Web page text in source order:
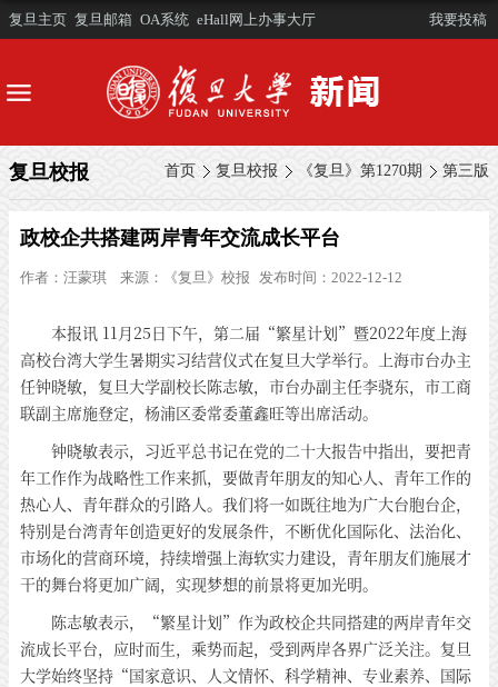
复旦主页 复旦邮箱 OA系统 eHall网上办事大厅 我要投稿
首页 复旦校报 《复旦》第1270期 第三版
复旦校报
政校企共搭建两岸青年交流成长平台
作者： 汪蒙琪 来源： 《复旦》校报 发布时间：2022-12-12
本报讯 11月25日下午，第二届“繁星计划”暨2022年度上海
高校台湾大学生暑期实习结营仪式在复旦大学举行。上海市台办主
任钟晓敏，复旦大学副校长陈志敏，市台办副主任李骁东，市工商
联副主席施登定，杨浦区委常委董鑫旺等出席活动。
钟晓敏表示，习近平总书记在党的二十大报告中指出，要把青
年工作作为战略性工作来抓，要做青年朋友的知心人、青年工作的
热心人、青年群众的引路人。我们将一如既往地为广大台胞台企，
特别是台湾青年创造更好的发展条件，不断优化国际化、法治化、
市场化的营商环境，持续增强上海软实力建设，青年朋友们施展才
干的舞台将更加广阔，实现梦想的前景将更加光明。
陈志敏表示，“繁星计划”作为政校企共同搭建的两岸青年交
流成长平台，应时而生，乘势而起，受到两岸各界广泛关注。复旦
大学始终坚持“国家意识、人文情怀、科学精神、专业素养、国际